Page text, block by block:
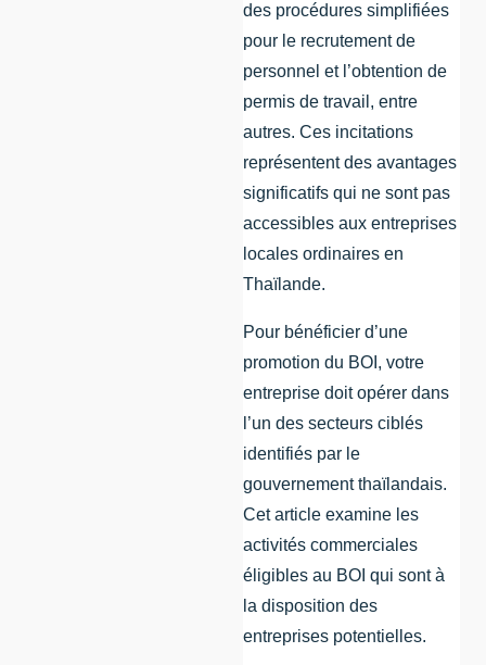
des procédures simplifiées
pour le recrutement de
personnel et l’obtention de
permis de travail, entre
autres. Ces incitations
représentent des avantages
significatifs qui ne sont pas
accessibles aux entreprises
locales ordinaires en
Thaïlande.
Pour bénéficier d’une
promotion du BOI, votre
entreprise doit opérer dans
l’un des secteurs ciblés
identifiés par le
gouvernement thaïlandais.
Cet article examine les
activités commerciales
éligibles au BOI qui sont à
la disposition des
entreprises potentielles.